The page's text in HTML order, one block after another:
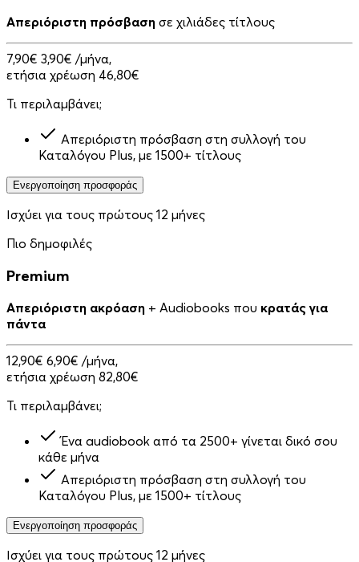
Απεριόριστη πρόσβαση σε χιλιάδες τίτλους
7,90€ 3,90€ /μήνα,
ετήσια χρέωση 46,80€
Τι περιλαμβάνει;
Απεριόριστη πρόσβαση στη συλλογή του
Καταλόγου Plus, με 1500+ τίτλους
Ενεργοποίηση προσφοράς
Ισχύει για τους πρώτους 12 μήνες
Πιο δημοφιλές
Premium
Απεριόριστη ακρόαση + Audiobooks που κρατάς για
πάντα
12,90€ 6,90€ /μήνα,
ετήσια χρέωση 82,80€
Τι περιλαμβάνει;
Ένα audiobook από τα 2500+ γίνεται δικό σου
κάθε μήνα
Απεριόριστη πρόσβαση στη συλλογή του
Καταλόγου Plus, με 1500+ τίτλους
Ενεργοποίηση προσφοράς
Ισχύει για τους πρώτους 12 μήνες